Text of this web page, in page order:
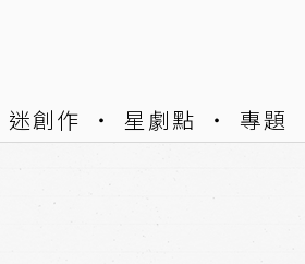
迷創作 星劇點 專題